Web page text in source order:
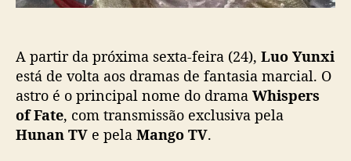
t
s
t
a
A partir da próxima sexta-feira (24), Luo Yunxi
está de volta aos dramas de fantasia marcial. O
astro é o principal nome do drama Whispers
of Fate, com transmissão exclusiva pela
Hunan TV e pela Mango TV.